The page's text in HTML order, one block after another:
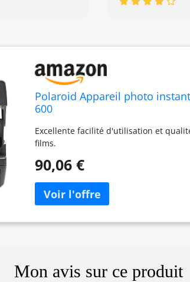
Polaroid Appareil photo
600
Excellente facilité d'utilisation et
films.
90,06 €
Mon avis sur ce produit